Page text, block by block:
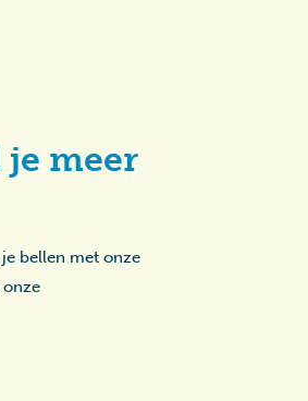
meer
bellen met onze